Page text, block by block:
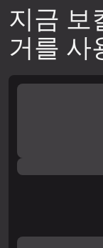
지금 보
거를 사